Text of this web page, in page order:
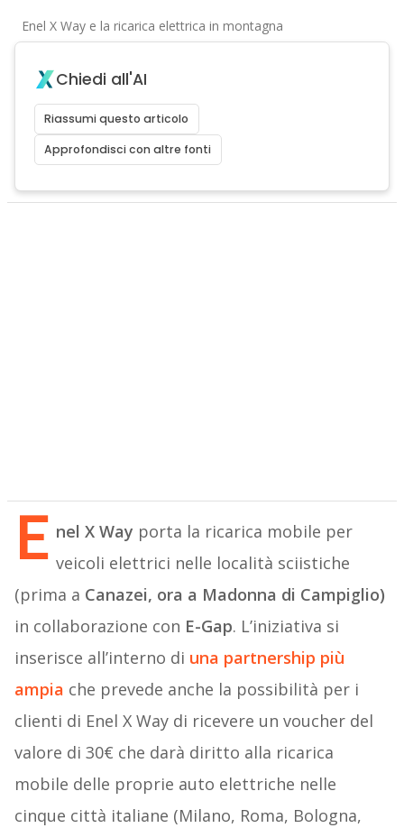
Enel X Way e la ricarica elettrica in montagna
Chiedi all'AI
Riassumi questo articolo
Approfondisci con altre fonti
E nel X Way porta la ricarica mobile per
veicoli elettrici nelle località sciistiche
(prima a Canazei, ora a Madonna di Campiglio)
in collaborazione con E-Gap. L’iniziativa si
inserisce all’interno di una partnership più
ampia che prevede anche la possibilità per i
clienti di Enel X Way di ricevere un voucher del
valore di 30€ che darà diritto alla ricarica
mobile delle proprie auto elettriche nelle
cinque città italiane (Milano, Roma, Bologna,